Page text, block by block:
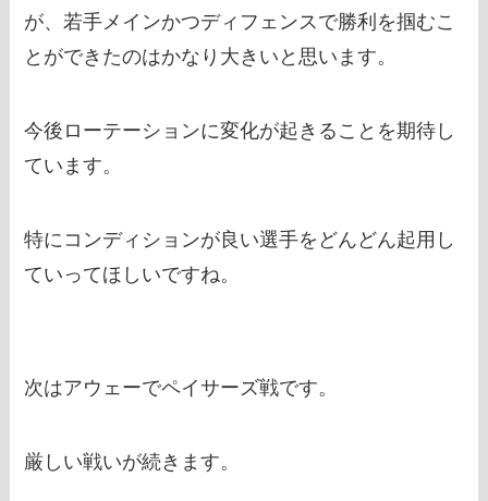
が、若手メインかつディフェンスで勝利を掴むこ
とができたのはかなり大きいと思います。
今後ローテーションに変化が起きることを期待し
ています。
特にコンディションが良い選手をどんどん起用し
ていってほしいですね。
次はアウェーでペイサーズ戦です。
厳しい戦いが続きます。